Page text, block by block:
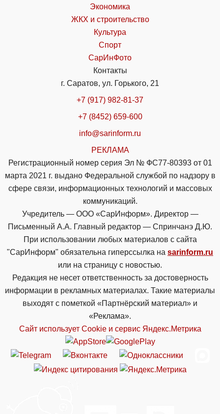
Экономика
ЖКХ и строительство
Культура
Спорт
СарИнФото
Контакты
г. Саратов, ул. Горького, 21
+7 (917) 982-81-37
+7 (8452) 659-600
info@sarinform.ru
РЕКЛАМА
Регистрационный номер серия Эл № ФС77-80393 от 01
марта 2021 г. выдано Федеральной службой по надзору в
сфере связи, информационных технологий и массовых
коммуникаций.
Учредитель — ООО «СарИнформ». Директор —
Письменный А.А. Главный редактор — Спринчанэ Д.Ю.
При использовании любых материалов с сайта
"СарИнформ" обязательна гиперссылка на sarinform.ru
или на страницу с новостью.
Редакция не несет ответственность за достоверность
информации в рекламных материалах. Такие материалы
выходят с пометкой «Партнёрский материал» и
«Реклама».
Сайт использует Cookie и сервиc Яндекс.Метрика